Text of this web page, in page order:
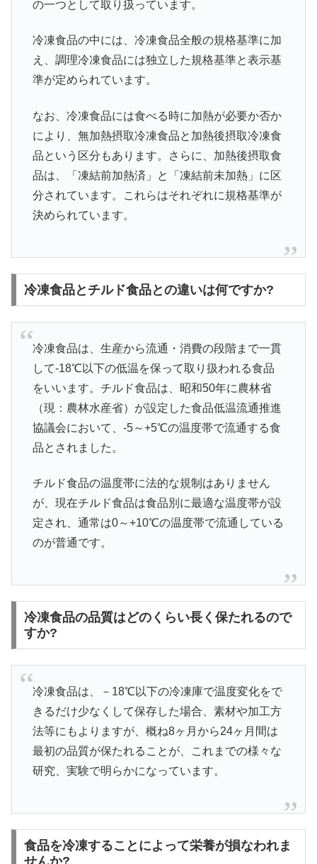
の一つとして取り扱っています。
冷凍食品の中には、冷凍食品全般の規格基準に加
え、調理冷凍食品には独立した規格基準と表示基
準が定められています。
なお、冷凍食品には食べる時に加熱が必要か否か
により、無加熱摂取冷凍食品と加熱後摂取冷凍食
品という区分もあります。さらに、加熱後摂取食
品は、「凍結前加熱済」と「凍結前未加熱」に区
分されています。これらはそれぞれに規格基準が
決められています。
冷凍食品とチルド食品との違いは何ですか?
冷凍食品は、生産から流通・消費の段階まで一貫
して-18℃以下の低温を保って取り扱われる食品
をいいます。チルド食品は、昭和50年に農林省
（現：農林水産省）が設定した食品低温流通推進
協議会において、-5～+5℃の温度帯で流通する食
品とされました。
チルド食品の温度帯に法的な規制はありません
が、現在チルド食品は食品別に最適な温度帯が設
定され、通常は0～+10℃の温度帯で流通している
のが普通です。
冷凍食品の品質はどのくらい長く保たれるので
すか?
冷凍食品は、－18℃以下の冷凍庫で温度変化をで
きるだけ少なくして保存した場合、素材や加工方
法等にもよりますが、概ね8ヶ月から24ヶ月間は
最初の品質が保たれることが、これまでの様々な
研究、実験で明らかになっています。
食品を冷凍することによって栄養が損なわれま
せんか?